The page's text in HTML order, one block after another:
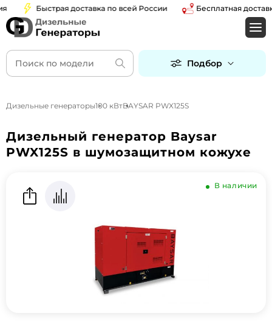
Быстрая доставка по всей России Бесплатная
Подбор
Дизельные генераторы100 кВтBAYSAR PWX125S
Дизельный генератор Baysar
PWX125S в шумозащитном кожухе
В наличии